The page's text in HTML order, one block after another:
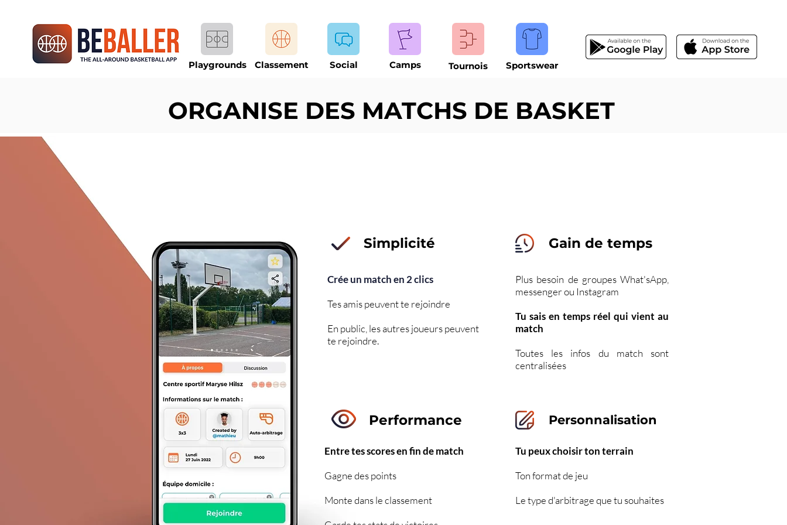
Playgrounds Classement Social Camps Tournois Sportswear
ORGANISE DES MATCHS DE BASKET
Simplicité
Crée un match en 2 clics
Tes amis peuvent te rejoindre
En public, les autres joueurs peuvent
te rejoindre.
Gain de temps
Plus besoin de groupes What'sApp,
messenger ou Instagram
Tu sais en temps réel qui vient au
match
Toutes les infos du match sont
centralisées
Performance
Entre tes scores en fin de match
Gagne des points
Monte dans le classement
Personnalisation
Tu peux choisir ton terrain
Ton format de jeu
Le type d'arbitrage que tu souhaites